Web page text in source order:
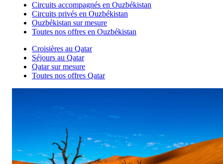
Circuits accompagnés en Ouzbékistan
Circuits privés en Ouzbékistan
Ouzbékistan sur mesure
Toutes nos offres en Ouzbékistan
Croisières au Qatar
Séjours au Qatar
Qatar sur mesure
Toutes nos offres Qatar